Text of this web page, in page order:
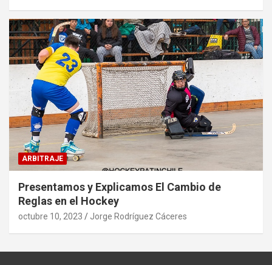
ARBITRAJE
Presentamos y Explicamos El Cambio de
Reglas en el Hockey
octubre 10, 2023 Jorge Rodríguez Cáceres